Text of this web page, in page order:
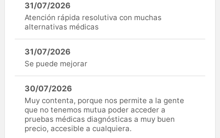
31/07/2026
Atención rápida resolutiva con muchas
alternativas médicas
31/07/2026
Se puede mejorar
30/07/2026
Muy contenta, porque nos permite a la gente
que no tenemos mutua poder acceder a
pruebas médicas diagnósticas a muy buen
precio, accesible a cualquiera.